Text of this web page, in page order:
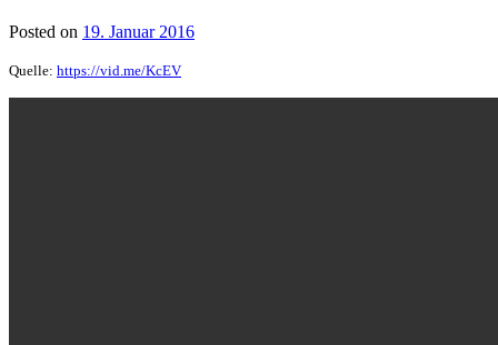
Posted on 19. Januar 2016
Quelle: https://vid.me/KcEV